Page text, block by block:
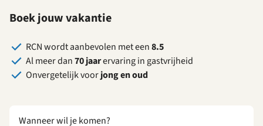
Boek jouw vakantie
RCN wordt aanbevolen met een8.5
Al meer dan70 jaarervaring in gastvrijheid
Onvergetelijk voorjong en oud
Wanneer wil je komen?